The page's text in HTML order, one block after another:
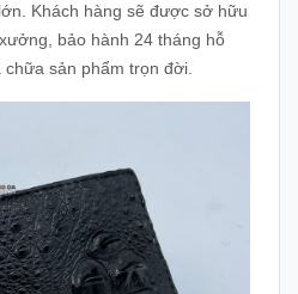
Khách hàng sẽ được sở hữu
bảo hành 24 tháng hỗ
sản phẩm trọn đời.